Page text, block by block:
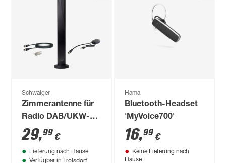
Schwaiger
Zimmerantenne für
Radio DAB/UKW-
Empfang
29,99 €
Lieferung nach Hause
Verfügbar in Troisdorf
Hama
Bluetooth-Headset
'MyVoice700'
16,99 €
Keine Lieferung nach
Hause